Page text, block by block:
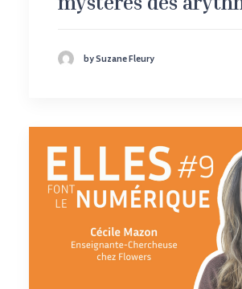
by Suzane Fleury